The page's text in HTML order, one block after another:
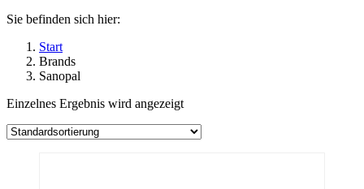
Sie befinden sich hier:
Start
Brands
Sanopal
Einzelnes Ergebnis wird angezeigt